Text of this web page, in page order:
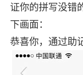
证你的拼写没错
下画面：
恭喜你，通过助